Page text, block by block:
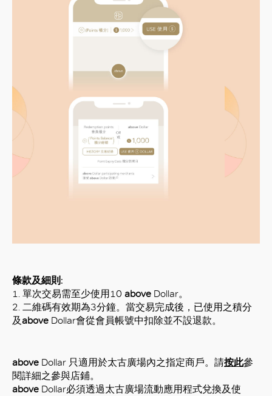
條款及細則:
1. 單次交易需至少使用10 above Dollar。
2. 二維碼有效期為3分鐘。當交易完成後，已使用之積分
及above Dollar會從會員帳號中扣除並不設退款。
above Dollar 只適用於太古廣場內之指定商戶。請按此參
閱詳細之參與店鋪。
above Dollar必須透過太古廣場流動應用程式兌換及使
好